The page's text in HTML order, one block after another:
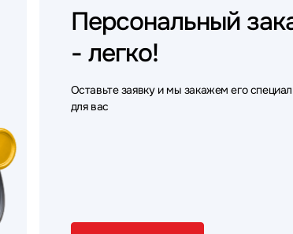
Персональный
- легко!
Оставьте заявку и мы закажем его
для вас